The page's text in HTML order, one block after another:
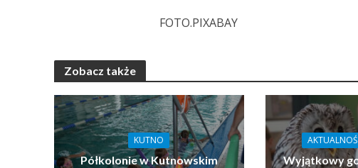
FOTO.PIXABAY
Zobacz także
KUTNO
Półkolonie w Kutnowskim
Wyjątkowy